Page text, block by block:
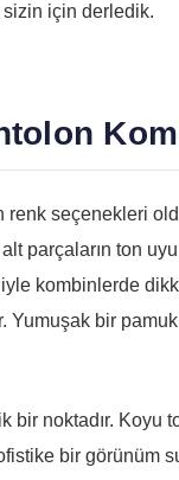
sizin için derledik.
renk seçenekleri
parçaların ton
kombinlerde
Yumuşak bir
bir noktadır. Koyu
bir görünüm